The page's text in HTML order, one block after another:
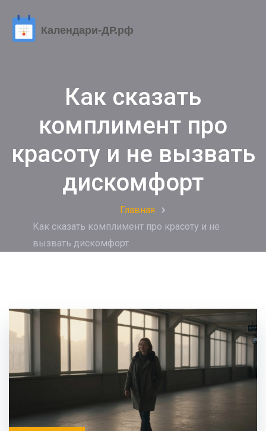
Как сказать
комплимент про
красоту и не вызвать
дискомфорт
Главная
Как сказать комплимент про красоту и не
вызвать дискомфорт